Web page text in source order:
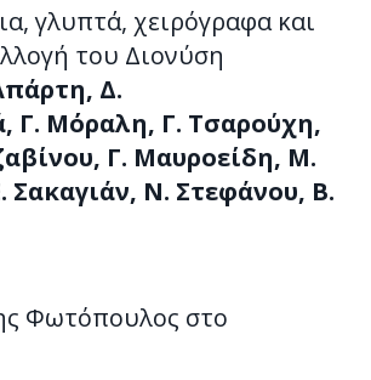
γλυπτά, χειρόγραφα και
του Διονύση
Δ.
Γ. Μόραλη, Γ. Τσαρούχη,
Γ. Μαυροείδη, Μ.
Ν. Στεφάνου, Β.
Φωτόπουλος στο